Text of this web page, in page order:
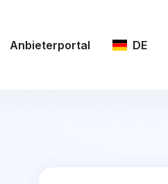
Anbieterportal DE